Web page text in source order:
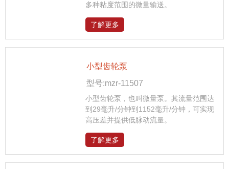
多种粘度范围的微量输送。
了解更多
小型齿轮泵
型号:mzr-11507
小型齿轮泵，也叫微量泵。其流量范围达
到29毫升/分钟到1152毫升/分钟，可实现
高压差并提供低脉动流量。
了解更多